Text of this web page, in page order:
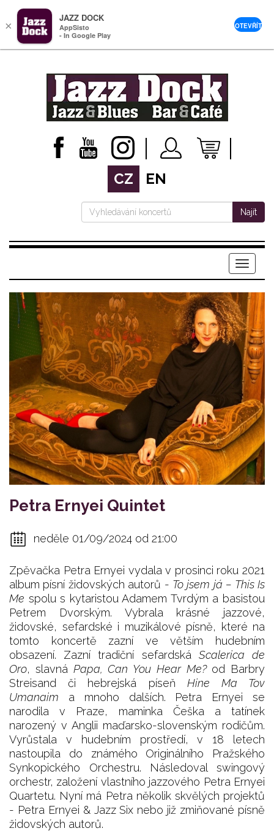
CZ EN
Najít
Menu
Petra Ernyei Quintet
neděle 01/09/2024 od 21:00
Zpěvačka Petra Ernyei vydala v prosinci roku 2021
album písní židovských autorů - To jsem já – This Is
Me spolu s kytaristou Adamem Tvrdým a basistou
Petrem Dvorským. Vybrala krásné jazzové,
židovské, sefardské i muzikálové písně, které na
tomto koncertě zazní ve větším hudebním
obsazení. Zazní tradiční sefardská Scalerica de
Oro, slavná Papa, Can You Hear Me?od Barbry
Streisand či hebrejská píseň Hine Ma Tov
Umanaim a mnoho dalších. Petra Ernyei se
narodila v Praze, maminka Češka a tatínek
narozený v Anglii maďarsko-slovenským rodičům.
Vyrůstala v hudebním prostředí, v 18 letech
nastoupila do známého Originálního Pražského
Synkopického Orchestru. Následoval swingový
orchestr, založení vlastního jazzového Petra Ernyei
Quartetu. Nyní má Petra několik skvělých projektů
- Petra Ernyei & Jazz Six nebo již zmiňované písně
židovských autorů.
×
JAZZ DOCK
AppSisto
- In Google Play
OTEVŘÍT